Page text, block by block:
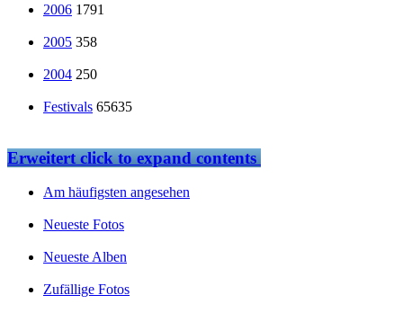
2006 1791
2005 358
2004 250
Festivals 65635
Erweitertclick to expand contents
Am häufigsten angesehen
Neueste Fotos
Neueste Alben
Zufällige Fotos